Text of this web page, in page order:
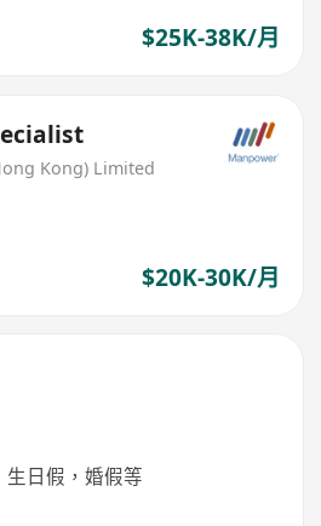
$25K-38K/月
Kong) Limited
$20K-30K/月
日假，婚假等